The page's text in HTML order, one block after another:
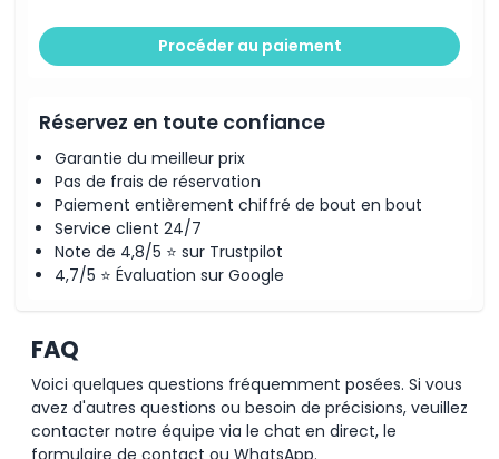
Procéder au paiement
Réservez en toute confiance
Garantie du meilleur prix
Pas de frais de réservation
Paiement entièrement chiffré de bout en bout
Service client 24/7
Note de 4,8/5 ⭐ sur Trustpilot
4,7/5 ⭐ Évaluation sur Google
FAQ
Voici quelques questions fréquemment posées. Si vous
avez d'autres questions ou besoin de précisions, veuillez
contacter notre équipe via le chat en direct, le
formulaire de contact ou WhatsApp.